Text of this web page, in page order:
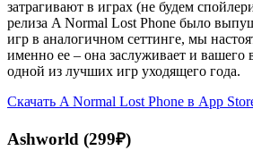
затрагивают в играх (не будем
релиза A Normal Lost Phone было
игр в аналогичном сеттинге, мы
именно ее – она заслуживает и вашего
одной из лучших игр уходящего года.
Скачать A Normal Lost Phone в App
Ashworld (299₽)